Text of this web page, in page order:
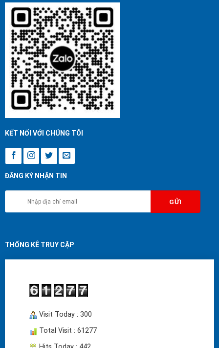
KẾT NỐI VỚI CHÚNG TÔI
ĐĂNG KÝ NHẬN TIN
THỐNG KÊ TRUY CẬP
Visit Today : 300
Total Visit : 61277